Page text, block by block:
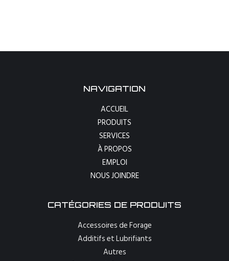
NAVIGATION
ACCUEIL
PRODUITS
SERVICES
À PROPOS
EMPLOI
NOUS JOINDRE
CATÉGORIES DE PRODUITS
Accessoires de Forage
Additifs et Lubrifiants
Autres